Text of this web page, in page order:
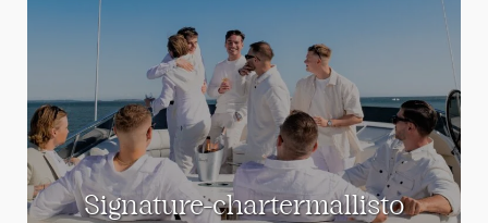
Signature-chartermallisto